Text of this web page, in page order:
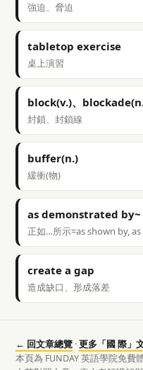
強迫、脅迫
tabletop exercise
桌上演習
block(v.)、
封鎖、封鎖線
buffer(n.)
緩衝(物)
as demonstrated by~
正如…所示=as shown by,
create a gap
造成缺口、形成落差
← 回文章總覽 ·更多「國 際」
本頁為 FUNDAY 英語學院免費